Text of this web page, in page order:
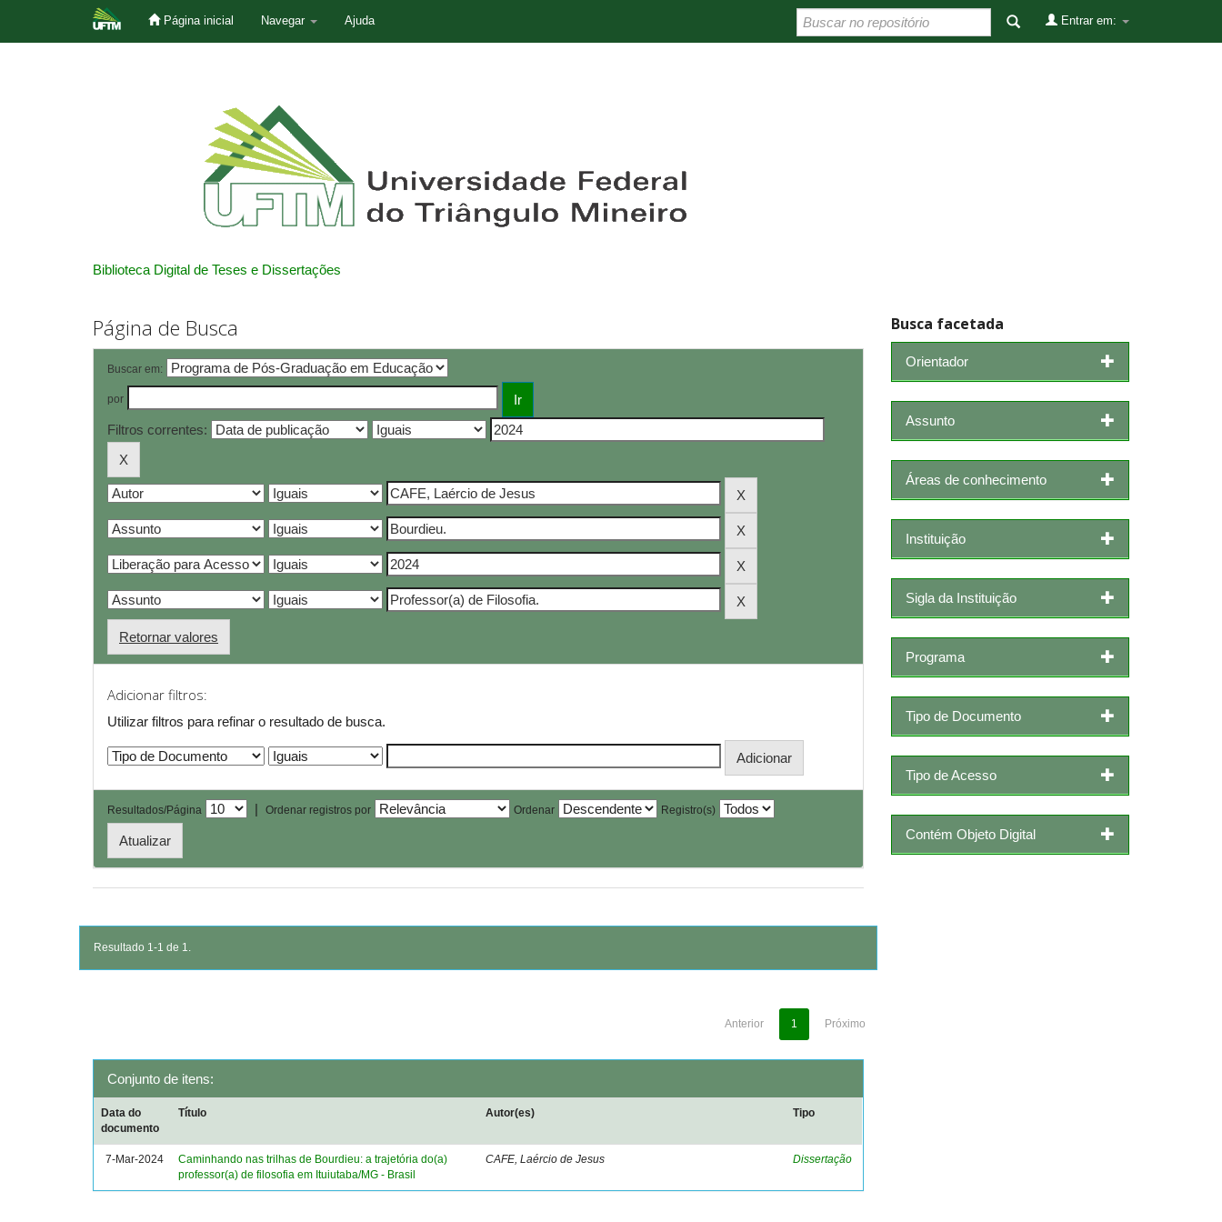
Página inicial Navegar Ajuda Entrar em:
Biblioteca Digital de Teses e Dissertações
Página de Busca
Buscar em:
por
Filtros correntes:
Retornar valores
Adicionar filtros:
Utilizar filtros para refinar o resultado de busca.
Resultados/Página | Ordenar registros por Ordenar Registro(s)
Resultado 1-1 de 1.
Anterior 1 Próximo
Conjunto de itens:
Data do
documento
Título Autor(es) Tipo
7-Mar-2024
Caminhando nas trilhas de Bourdieu: a trajetória do(a)
professor(a) de filosofia em Ituiutaba/MG - Brasil
CAFE, Laércio de Jesus Dissertação
Busca facetada
Orientador
Assunto
Áreas de conhecimento
Instituição
Sigla da Instituição
Programa
Tipo de Documento
Tipo de Acesso
Contém Objeto Digital